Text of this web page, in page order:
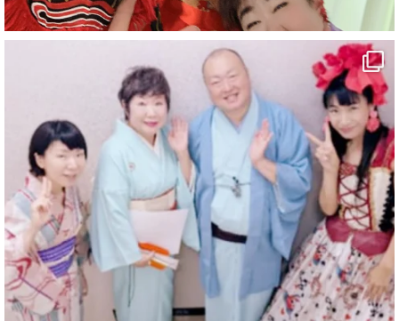
#一人旅
#観光スポット
#旅行好きと繋がりたい
5 X
マジシャン派遣 パッションプリンセス【公式】
@comedy_illusion · 6 8月
お疲れ様です
ブログ更新しました
「マジシャン和歌山旅 白浜町・三段壁」